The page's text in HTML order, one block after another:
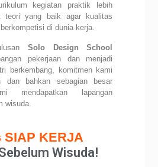
kegiatan praktik lebih
teori yang baik agar kualitas
di dunia kerja.
Solo Design School
pekerjaan dan menjadi
berkembang, komitmen kami
dan bahkan sebagian besar
mendapatkan lapangan
wisuda.
SIAP KERJA
Wisuda!